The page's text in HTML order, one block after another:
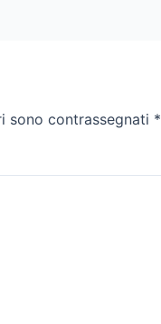
sono contrassegnati *